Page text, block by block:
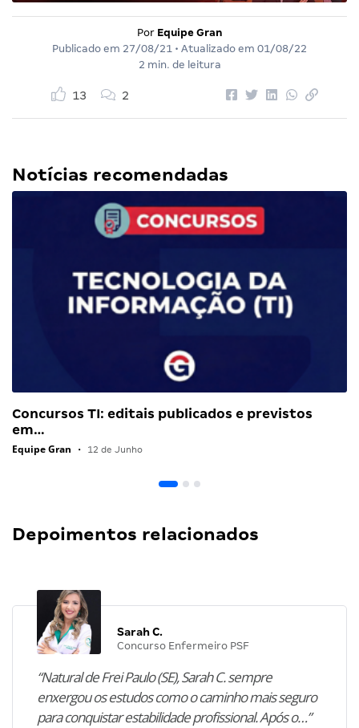
Por Equipe Gran
Publicado em 27/08/21 • Atualizado em 01/08/22
2 min. de leitura
13 2
Notícias recomendadas
Concursos TI: editais publicados e previstos
em…
Equipe Gran • 12 de Junho
Depoimentos relacionados
Sarah C.
Concurso Enfermeiro PSF
“Natural de Frei Paulo (SE), Sarah C. sempre
enxergou os estudos como o caminho mais seguro
para conquistar estabilidade profissional. Após o…”